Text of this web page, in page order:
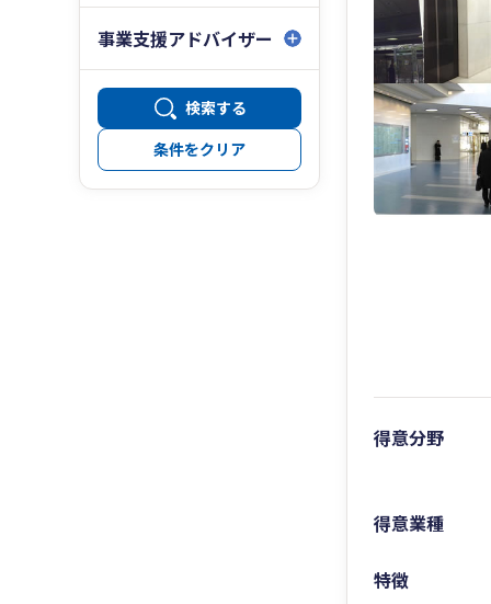
事業支援アドバイザー
検索する
条件をクリア
得意分野
得意業種
特徴